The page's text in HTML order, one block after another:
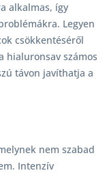
alkalmas, így
Legyen
csökkentéséről
hialuronsav számos
távon javíthatja a
nem szabad
Intenzív